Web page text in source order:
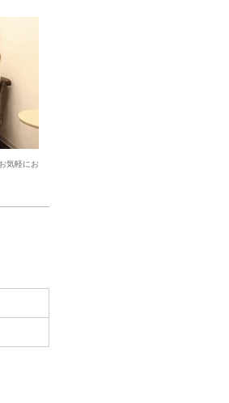
気軽にお